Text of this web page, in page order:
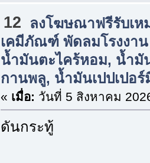
12
ลงโฆษณาฟรีรับเห
เคมีภัณฑ์ พัดลมโรงงาน
น้ำมันตะไคร้หอม, น้ำ
กานพลู, น้ำมันเปปเปอ
« เมื่อ: วันที่ 5 สิงหาคม
ดันกระทู้